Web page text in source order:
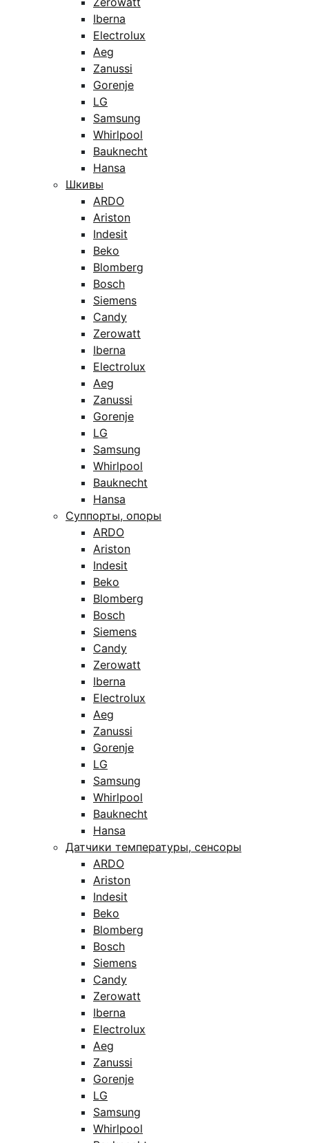
Iberna
Electrolux
Aeg
Zanussi
Gorenje
LG
Samsung
Whirlpool
Bauknecht
Hansa
Шкивы
ARDO
Ariston
Indesit
Beko
Blomberg
Bosch
Siemens
Candy
Zerowatt
Iberna
Electrolux
Aeg
Zanussi
Gorenje
LG
Samsung
Whirlpool
Bauknecht
Hansa
Суппорты, опоры
ARDO
Ariston
Indesit
Beko
Blomberg
Bosch
Siemens
Candy
Zerowatt
Iberna
Electrolux
Aeg
Zanussi
Gorenje
LG
Samsung
Whirlpool
Bauknecht
Hansa
Датчики температуры, сенсоры
ARDO
Ariston
Indesit
Beko
Blomberg
Bosch
Siemens
Candy
Zerowatt
Iberna
Electrolux
Aeg
Zanussi
Gorenje
LG
Samsung
Whirlpool